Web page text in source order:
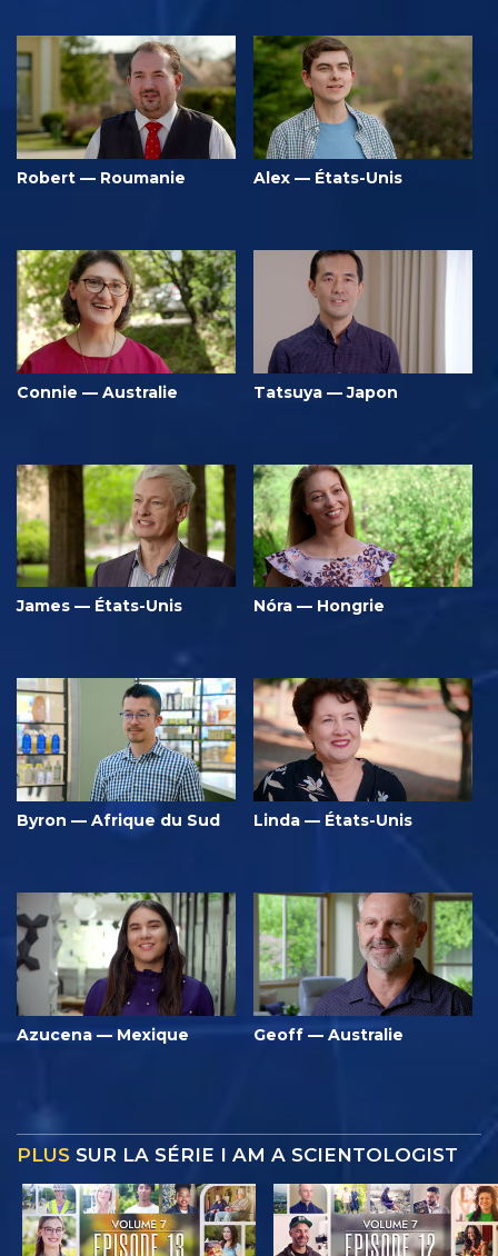
Robert — Roumanie Alex — États-Unis
Connie — Australie Tatsuya — Japon
James — États-Unis Nóra — Hongrie
Byron — Afrique du Sud Linda — États-Unis
Azucena — Mexique Geoff — Australie
PLUS SUR LA SÉRIE I AM A SCIENTOLOGIST